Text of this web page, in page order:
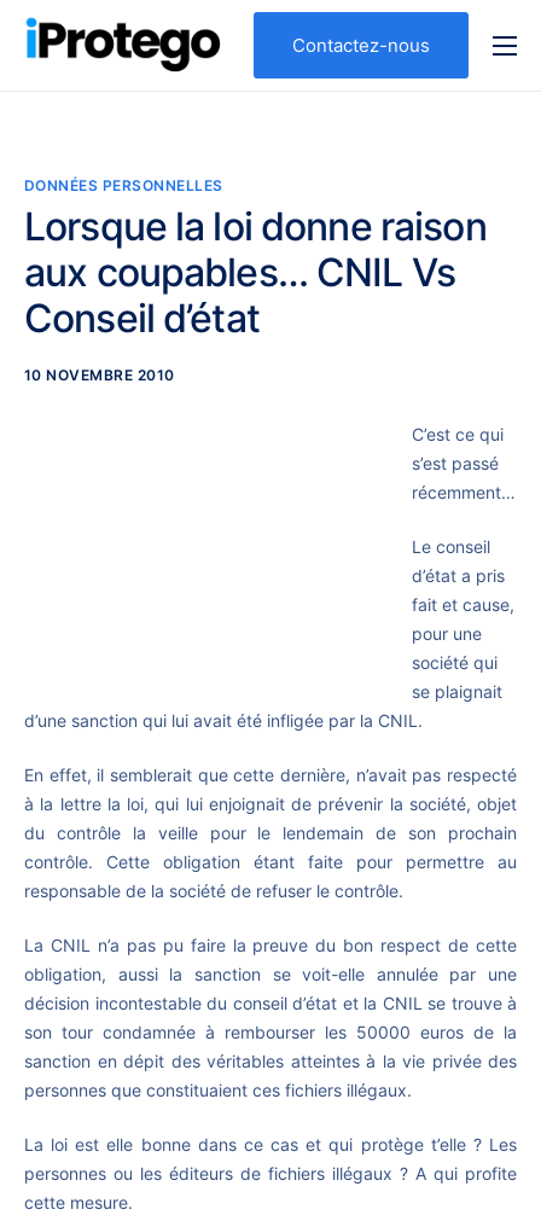
Qui sommes nous ?
Votre profil
Nos solutions
Contactez-nous
DONNÉES PERSONNELLES
Lorsque la loi donne raison
aux coupables… CNIL Vs
Conseil d’état
10 NOVEMBRE 2010
C’est ce qui
s’est passé
récemment…
Le conseil
d’état a pris
fait et cause,
pour une
société qui
se plaignait
d’une sanction qui lui avait été infligée par la CNIL.
En effet, il semblerait que cette dernière, n’avait pas respecté
à la lettre la loi, qui lui enjoignait de prévenir la société, objet
du contrôle la veille pour le lendemain de son prochain
contrôle. Cette obligation étant faite pour permettre au
responsable de la société de refuser le contrôle.
La CNIL n’a pas pu faire la preuve du bon respect de cette
obligation, aussi la sanction se voit-elle annulée par une
décision incontestable du conseil d’état et la CNIL se trouve à
son tour condamnée à rembourser les 50000 euros de la
sanction en dépit des véritables atteintes à la vie privée des
personnes que constituaient ces fichiers illégaux.
La loi est elle bonne dans ce cas et qui protège t’elle ? Les
personnes ou les éditeurs de fichiers illégaux ? A qui profite
cette mesure.